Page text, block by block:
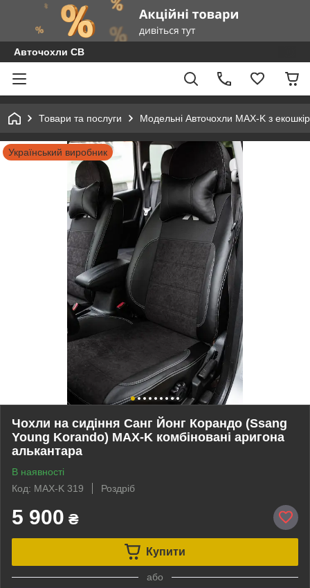
Авточохли СВ
Товари та послуги Модельні Авточохли MAX-K з
Український виробник
Чохли на сидіння Санг Йонг Корандо (Ssang
Young Korando) MAX-K комбіновані аригона
алькантара
В наявності
Код: MAX-K 319
Роздріб
5 900 ₴
Купити
або